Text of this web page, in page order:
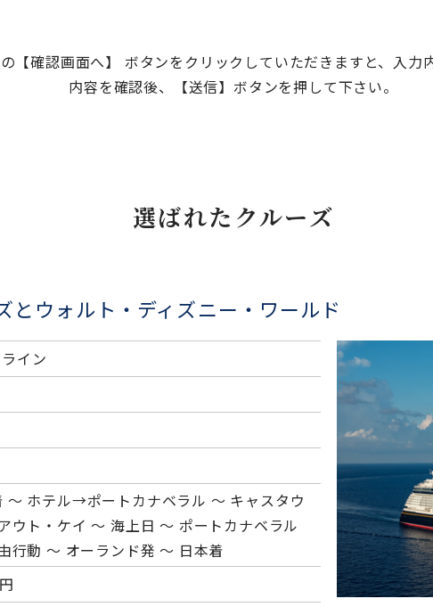
【確認画面へ】 ボタンをクリックしていただきますと、入力
内容を確認後、【送信】ボタンを押して下さい。
選ばれたクルーズ
とウォルト・ディズニー・ワールド
イン
ホテル→ポートカナベラル ～ キャスタウ
ウト・ケイ ～ 海上日 ～ ポートカナベラル
行動 ～ オーランド発 ～ 日本着